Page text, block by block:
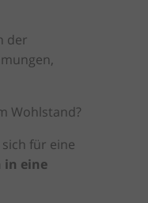
der
Wohlstand?
für eine
in eine